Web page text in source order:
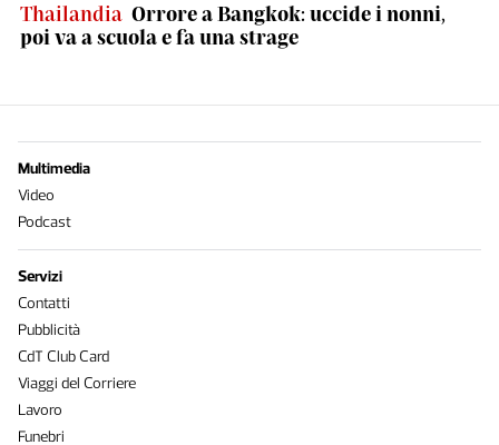
Thailandia Orrore a Bangkok: uccide i nonni,
poi va a scuola e fa una strage
Multimedia
Video
Podcast
Servizi
Contatti
Pubblicità
CdT Club Card
Viaggi del Corriere
Lavoro
Funebri